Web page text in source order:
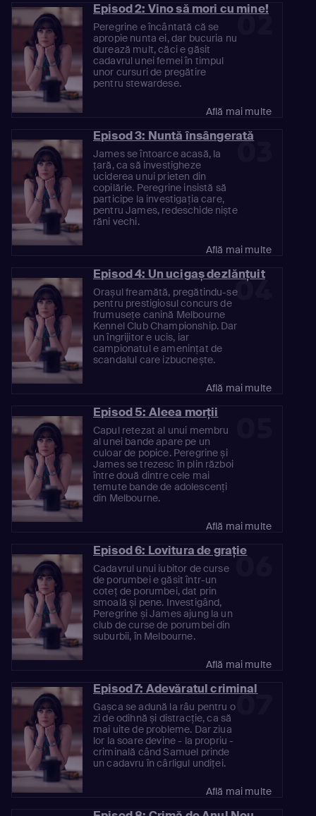
02
Episod 2: Vino să mori cu mine!
Peregrine e încântată că se
apropie nunta ei, dar bucuria nu
durează mult, căci e găsit
cadavrul unei femei în timpul
unor cursuri de pregătire
pentru stewardese.
Află mai multe
03
Episod 3: Nuntă însângerată
James se întoarce acasă, la
țară, ca să investigheze
uciderea unui prieten din
copilărie. Peregrine insistă să
participe la investigația care,
pentru James, redeschide niște
răni vechi.
Află mai multe
04
Episod 4: Un ucigaș dezlănțuit
Orașul freamătă, pregătindu-se
pentru prestigiosul concurs de
frumusețe canină Melbourne
Kennel Club Championship. Dar
un îngrijitor e ucis, iar
campionatul e amenințat de
scandalul care izbucnește.
Află mai multe
Episod 5: Aleea morții
Capul retezat al unui membru
al unei bande apare pe un
culoar de popice. Peregrine și
James se trezesc în plin război
între două dintre cele mai
temute bande de adolescenți
din Melbourne.
Află mai multe
06
Episod 6: Lovitura de grație
Cadavrul unui iubitor de curse
de porumbei e găsit într-un
coteț de porumbei, dat prin
smoală și pene. Investigând,
Peregrine și James ajung la un
club de curse de porumbei din
suburbii, în Melbourne.
Află mai multe
07
Episod 7: Adevăratul criminal
Gașca se adună la râu pentru o
zi de odihnă și distracție, ca să
mai uite de probleme. Dar ziua
lor la soare devine - la propriu -
criminală când Samuel prinde
un cadavru în cârligul undiței.
Află mai multe